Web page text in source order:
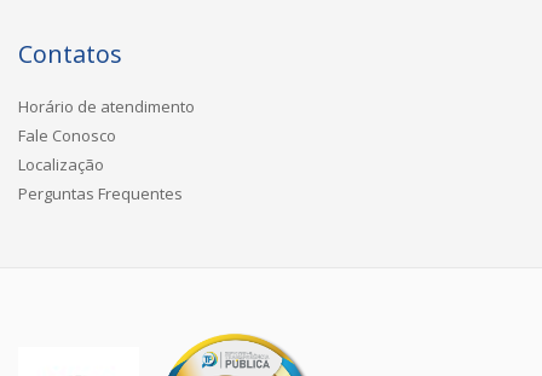
Contatos
Horário de atendimento
Fale Conosco
Localização
Perguntas Frequentes